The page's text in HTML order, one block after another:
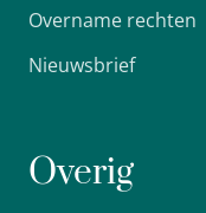
Overname rechten
Nieuwsbrief
Overig